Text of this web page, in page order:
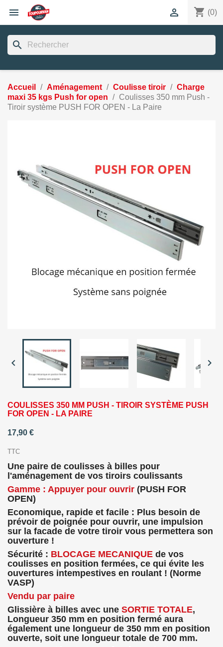
 shopping_cart (0)

search
Accueil Aménagement Coulisse tiroir
Charge
maxi 35 kgs Push for open
Coulisses 350 mm Push -
Tiroir système PUSH FOR OPEN - La Paire
 
COULISSES 350 MM PUSH - TIROIR SYSTÈME PUSH
FOR OPEN - LA PAIRE
17,90 €
TTC
Une paire de coulisses à billes pour
l'aménagement de vos tiroirs coulissants
Gamme : Appuyer pour ouvrir (PUSH FOR
OPEN)
Economique, rapide et facile : Plus besoin de
prévoir de poignée pour ouvrir, une impulsion
sur la facade de votre tiroir vous permettera son
ouverture !
Sécurité : BLOCAGE MECANIQUE de vos
coulisses en position fermées, ce qui évite les
ouvertures intempestives en roulant ! (Norme
VASP)
Vendu par paire
Glissière à billes avec une SORTIE TOTALE,
Longueur 350 mm en position fermé aura
également une longueur de 350 mm en position
ouverte, soit une longueur totale de 700 mm.